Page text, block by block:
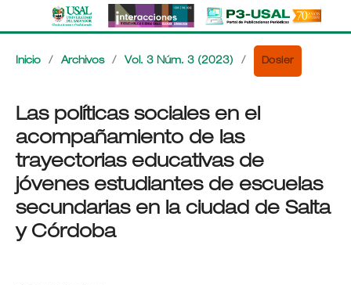
Inicio / Archivos / Vol. 3 Núm. 3 (2023) / Dosier
Las políticas sociales en el
acompañamiento de las
trayectorias educativas de
jóvenes estudiantes de escuelas
secundarias en la ciudad de Salta
y Córdoba